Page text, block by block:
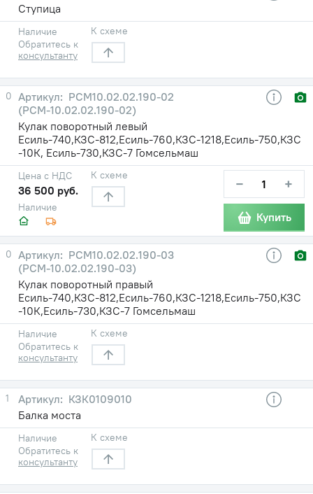
Ступица
Наличие
Обратитесь к
консультанту
К схеме
0
РСМ10.02.02.190-02
(РСМ-10.02.02.190-02)
Кулак поворотный левый
Есиль-740,КЗС-812,Есиль-760,КЗС-1218,Есиль-750,КЗС
-10К, Есиль-730,КЗС-7 Гомсельмаш
Наличие
Цена с НДС
36 500 руб.
К схеме − +
Купить
0
РСМ10.02.02.190-03
(РСМ-10.02.02.190-03)
Кулак поворотный правый
Есиль-740,КЗС-812,Есиль-760,КЗС-1218,Есиль-750,КЗС
-10К,Есиль-730,КЗС-7 Гомсельмаш
Наличие
Обратитесь к
консультанту
К схеме
1
КЗК0109010
Балка моста
Наличие
Обратитесь к
консультанту
К схеме